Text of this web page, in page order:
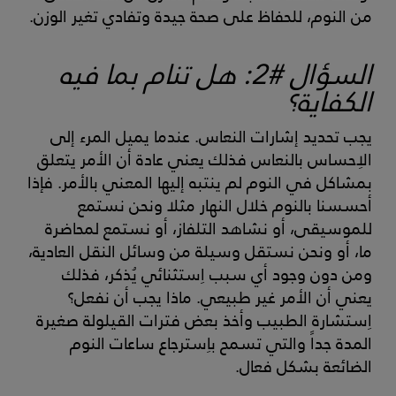
من النوم، للحفاظ على صحة جيدة وتفادي تغير الوزن.
السؤال #2: هل تنام بما فيه
الكفاية؟
يجب تحديد إشارات النعاس. عندما يميل المرء إلى
الاِحساس بالنعاس فذلك يعني عادة أن الأمر يتعلق
بمشاكل في النوم لم ينتبه إليها المعني بالأمر. فإذا
أحسسنا بالنوم خلال النهار مثلا ونحن نستمع
للموسيقى، أو نشاهد التلفاز، أو نستمع لمحاضرة
ما، أو ونحن نستقل وسيلة من وسائل النقل العادية،
ومن دون وجود أي سبب اِستثنائي يُذكر، فذلك
يعني أن الأمر غير طبيعي. ماذا يجب أن نفعل؟
اِستشارة الطبيب وأخذ بعض فترات القيلولة صغيرة
المدة جداً والتي تسمح باِسترجاع ساعات النوم
الضائعة بشكل فعال.